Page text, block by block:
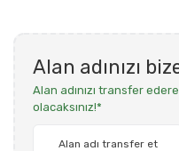
Alan adınızı
Alan adınızı transfer
olacaksınız!*
Alan adı transfer et